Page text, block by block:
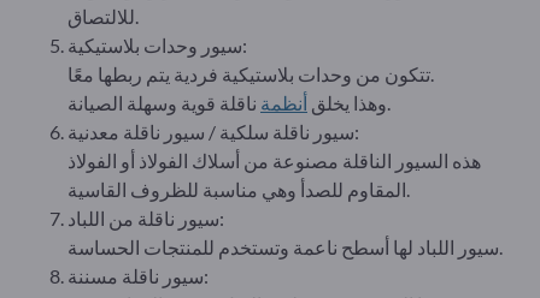
للالتصاق.
سيور وحدات بلاستيكية:
تتكون من وحدات بلاستيكية فردية يتم ربطها معًا.
وهذا يخلق أنظمة
ناقلة قوية وسهلة الصيانة.
سيور ناقلة سلكية / سيور ناقلة معدنية:
هذه السيور الناقلة مصنوعة من أسلاك الفولاذ أو الفولاذ
المقاوم للصدأ وهي مناسبة للظروف القاسية.
سيور ناقلة من اللباد:
سيور اللباد لها أسطح ناعمة وتستخدم للمنتجات الحساسة.
سيور ناقلة مسننة: